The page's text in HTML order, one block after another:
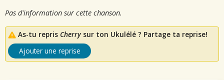
Pas d'information sur cette chanson.
As-tu repris Cherrysur ton Ukulélé ? Partage ta reprise!
Ajouter une reprise